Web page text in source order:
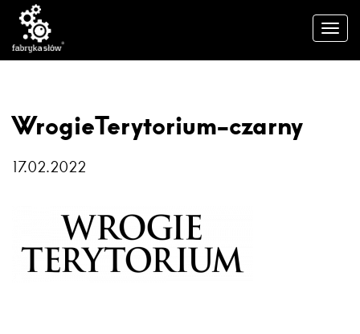
WrogieTerytorium-czarny
17.02.2022